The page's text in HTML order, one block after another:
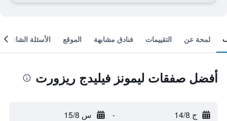
لمحة عن التقييمات فنادق مشابهة الموقع الأسئلة الشائعة
أفضل صفقات ليمونز فيليدج ريزورت
ج 14/8 - س 15/8